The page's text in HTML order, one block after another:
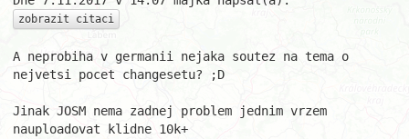
zobrazit citaci
A neprobiha v germanii nejaka soutez na tema o
nejvetsi pocet changesetu? ;D
Jinak JOSM nema zadnej problem jednim vrzem
nauploadovat klidne 10k+